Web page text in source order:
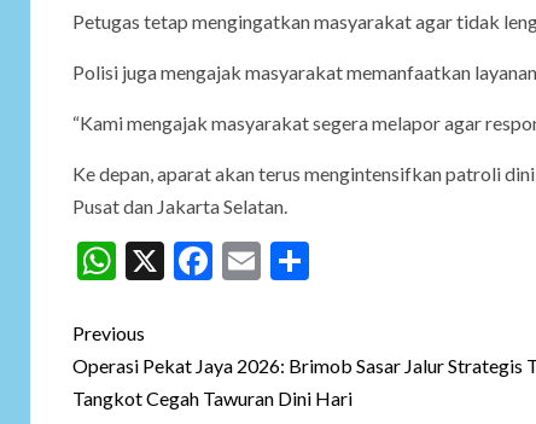
Petugas tetap mengingatkan masyarakat agar tidak
Polisi juga mengajak masyarakat memanfaatkan
“Kami mengajak masyarakat segera melapor agar
Ke depan, aparat akan terus mengintensifkan patroli
Pusat dan Jakarta Selatan.
WhatsApp
X Facebook
Email
Post
navigation
Previous
Operasi Pekat Jaya 2026: Brimob Sasar Jalur Strategis
Tangkot Cegah Tawuran Dini Hari